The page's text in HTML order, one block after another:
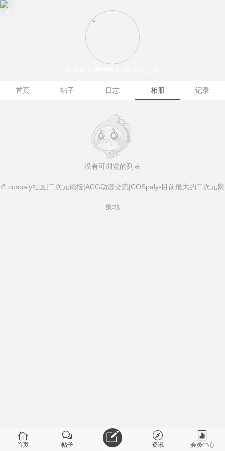
首页 帖子 日志 相册 记录
没有可浏览的列表
© cospaly社区|二次元论坛|ACG动漫交流|COSpaly-目前最大的二次元聚
集地
首页 帖子 资讯 会员中心